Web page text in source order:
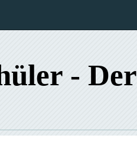
- Der